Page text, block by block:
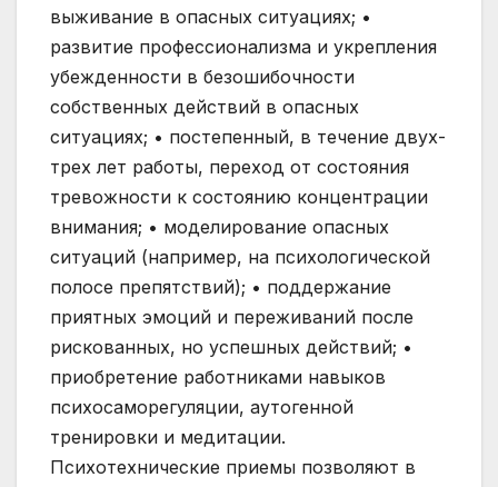
выживание в опасных ситуациях; •
развитие профессионализма и укрепления
убежденности в безошибочности
собственных действий в опасных
ситуациях; • постепенный, в течение двух-
трех лет работы, переход от состояния
тревожности к состоянию концентрации
внимания; • моделирование опасных
ситуаций (например, на психологической
полосе препятствий); • поддержание
приятных эмоций и переживаний после
рискованных, но успешных действий; •
приобретение работниками навыков
психосаморегуляции, аутогенной
тренировки и медитации.
Психотехнические приемы позволяют в